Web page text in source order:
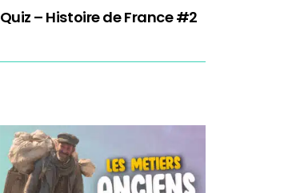
Quiz – Histoire de France #2